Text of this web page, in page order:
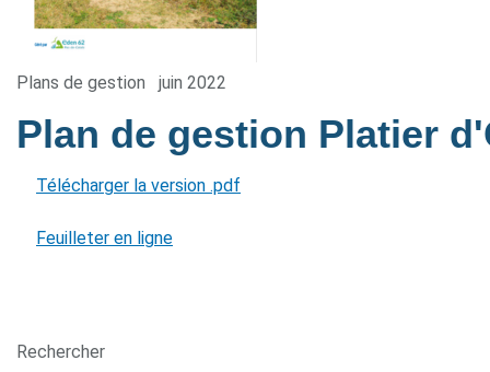
Plans de gestion juin 2022
Plan de gestion Platier
Télécharger la version .pdf
Feuilleter en ligne
Rechercher